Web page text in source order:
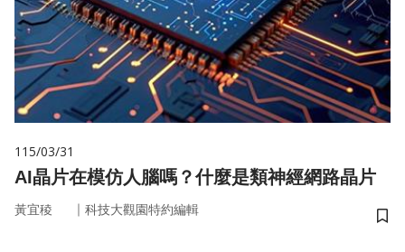
115/03/31
AI晶片在模仿人腦嗎？什麼是類神經網路晶片
黃宜稜 ｜ 科技大觀園特約編輯
儲